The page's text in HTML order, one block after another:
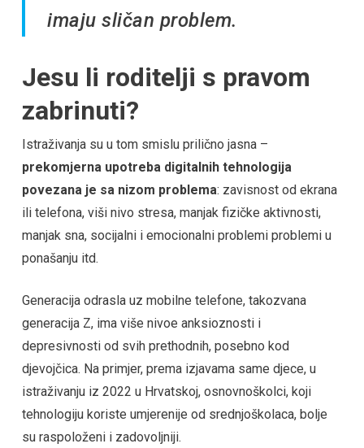
imaju sličan problem.
Jesu li roditelji s pravom
zabrinuti?
Istraživanja su u tom smislu prilično jasna –
prekomjerna upotreba digitalnih tehnologija
povezana je sa nizom problema: zavisnost od ekrana
ili telefona, viši nivo stresa, manjak fizičke aktivnosti,
manjak sna, socijalni i emocionalni problemi problemi u
ponašanju itd.
Generacija odrasla uz mobilne telefone, takozvana
generacija Z, ima više nivoe anksioznosti i
depresivnosti od svih prethodnih, posebno kod
djevojčica. Na primjer, prema izjavama same djece, u
istraživanju iz 2022 u Hrvatskoj, osnovnoškolci, koji
tehnologiju koriste umjerenije od srednjoškolaca, bolje
su raspoloženi i zadovoljniji.